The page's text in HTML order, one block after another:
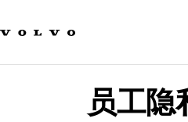
Sustainable
Careers
Investors
员工隐